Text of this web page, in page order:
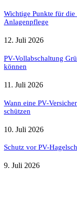
Wichtige Punkte für die
Anlagenpflege
12. Juli 2026
PV-Vollabschaltung
können
11. Juli 2026
Wann eine PV-
schützen
10. Juli 2026
Schutz vor PV-
9. Juli 2026